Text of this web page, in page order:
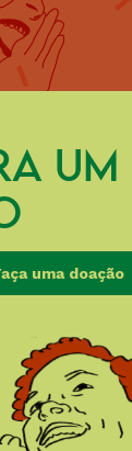
UM
uma doação